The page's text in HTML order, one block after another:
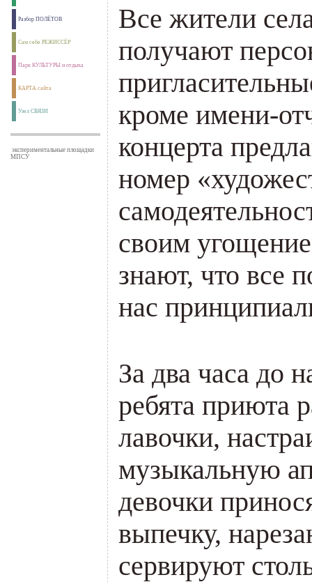
Разбор ПОЛЁТОВ
Сам себе РЕЖИССЁР
Парк КУЛЬТУРЫ и отдыха
КАРТА сайта
Узел СВЯЗИ
экспериментальные площадки
МПСУ
Все жители
получают
кроме имени-
концерта
номер
своим
знают, что все
нас
За два часа до
ребята приюта
лавочки,
музыкальную
девочки
выпечку,
сервируют